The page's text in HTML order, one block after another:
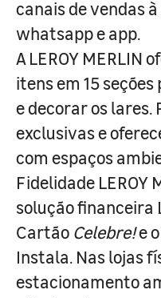
canais de vendas
whatsapp e app.
A LEROY MERLIN
itens em 15
e decorar os lares.
exclusivas e
com espaços
Fidelidade LEROY
solução financeira
Cartão Celebre!e
Instala. Nas lojas
estacionamento